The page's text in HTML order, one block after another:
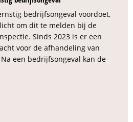
bedrijfsongeval voordoet,
om dit te melden bij de
Sinds 2023 is er een
voor de afhandeling van
een bedrijfsongeval kan de